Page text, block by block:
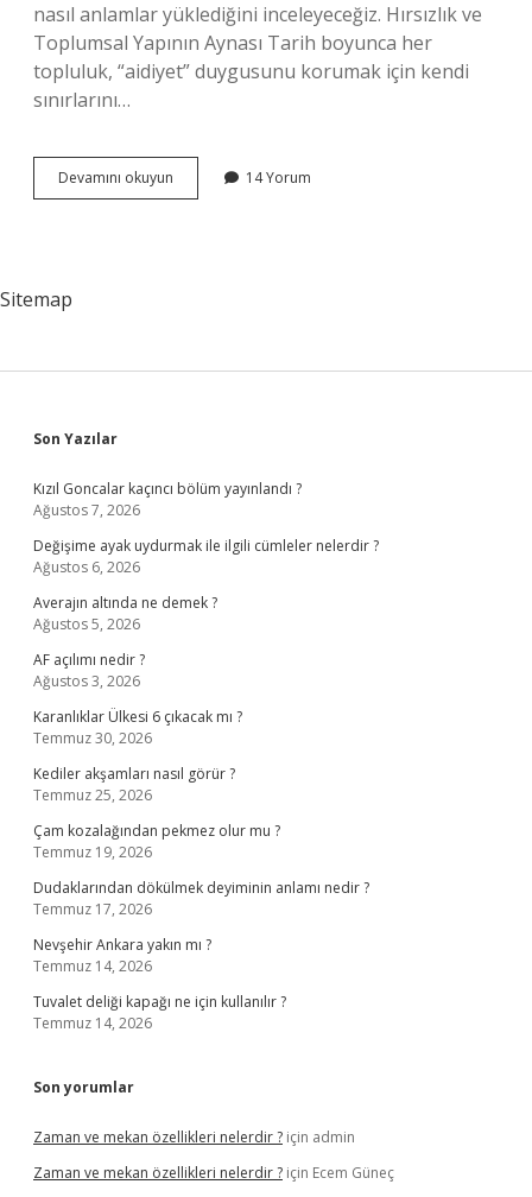
nasıl anlamlar yüklediğini inceleyeceğiz. Hırsızlık ve
Toplumsal Yapının Aynası Tarih boyunca her
topluluk, “aidiyet” duygusunu korumak için kendi
sınırlarını…
Devamını okuyun
kez
14 Yorum
Sitemap
Sidebar
Son Yazılar
Kızıl Goncalar kaçıncı bölüm yayınlandı ?
Ağustos 7, 2026
Değişime ayak uydurmak ile ilgili cümleler nelerdir ?
Ağustos 6, 2026
Averajın altında ne demek ?
Ağustos 5, 2026
AF açılımı nedir ?
Ağustos 3, 2026
Karanlıklar Ülkesi 6 çıkacak mı ?
Temmuz 30, 2026
Kediler akşamları nasıl görür ?
Temmuz 25, 2026
Çam kozalağından pekmez olur mu ?
Temmuz 19, 2026
Dudaklarından dökülmek deyiminin anlamı nedir ?
Temmuz 17, 2026
Nevşehir Ankara yakın mı ?
Temmuz 14, 2026
Tuvalet deliği kapağı ne için kullanılır ?
Temmuz 14, 2026
Son yorumlar
Zaman ve mekan özellikleri nelerdir ? için admin
Zaman ve mekan özellikleri nelerdir ? için Ecem Güneç